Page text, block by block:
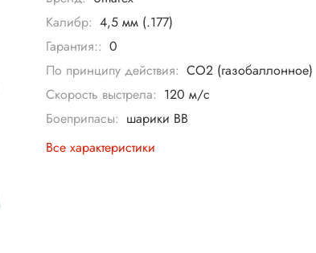
Калибр: 4,5 мм (.177)
Гарантия:: 0
По принципу действия: CO2 (газобаллонное)
Скорость выстрела: 120 м/с
Боеприпасы: шарики BB
Все характеристики